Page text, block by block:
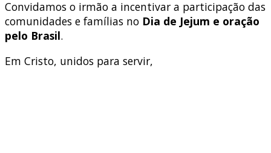
Convidamos o irmão a incentivar a participação das
comunidades e famílias no Dia de Jejum e oração
pelo Brasil.
Em Cristo, unidos para servir,